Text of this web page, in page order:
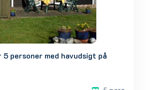
5 personer med havudsigt på